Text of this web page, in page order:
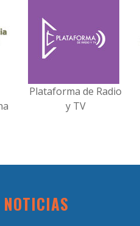
Plataforma de Radio
y TV
NOTICIAS